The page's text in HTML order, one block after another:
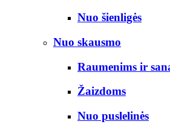
Nuo šienligės
Nuo skausmo
Raumenims ir
Žaizdoms
Nuo puslelinės